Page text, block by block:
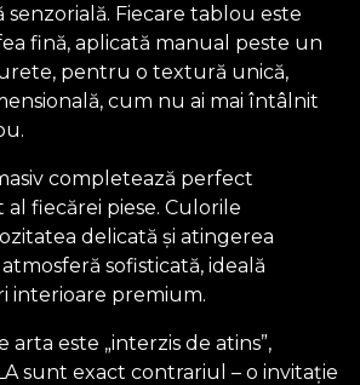
Fiecare tablou este
fină, aplicată manual peste un
pentru o textură unică,
cum nu ai mai întâlnit
completează perfect
fiecărei piese. Culorile
delicată și atingerea
sofisticată, ideală
interioare premium.
este „interzis de atins”,
sunt exact contrariul – o invitație